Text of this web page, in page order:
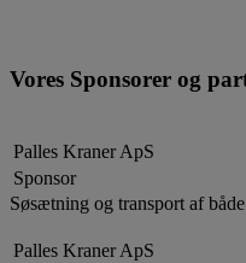
Vores Sponsorer og
Palles Kraner ApS
Sponsor
Søsætning og transport af både
Palles Kraner ApS